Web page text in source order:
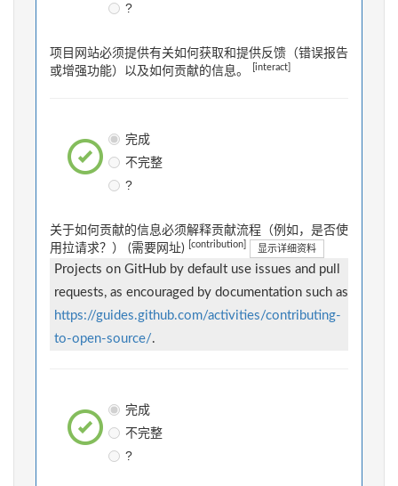
?
项目网站必须提供有关如何获取和提供反馈（错误报告
或增强功能）以及如何贡献的信息。
[interact]
完成
不完整
?
关于如何贡献的信息必须解释贡献流程（例如，是否使
用拉请求？） (需要网址)
[contribution] 显示详细资料
Projects on GitHub by default use issues and pull
requests, as encouraged by documentation such as
https://guides.github.com/activities/contributing-
to-open-source/.
完成
不完整
?